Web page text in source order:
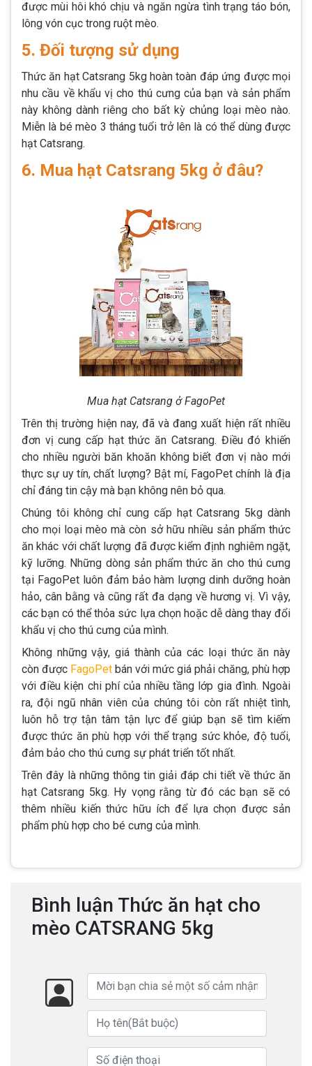
được mùi hôi khó chịu và ngăn ngừa tình trạng táo bón,
lông vón cục trong ruột mèo.
5. Đối tượng sử dụng
Thức ăn hạt Catsrang 5kg hoàn toàn đáp ứng được mọi
nhu cầu về khẩu vị cho thú cưng của bạn và sản phẩm
này không dành riêng cho bất kỳ chủng loại mèo nào.
Miễn là bé mèo 3 tháng tuổi trở lên là có thể dùng được
hạt Catsrang.
6. Mua hạt Catsrang 5kg ở đâu?
Mua hạt Catsrang ở FagoPet
Trên thị trường hiện nay, đã và đang xuất hiện rất nhiều
đơn vị cung cấp hạt thức ăn Catsrang. Điều đó khiến
cho nhiều người băn khoăn không biết đơn vị nào mới
thực sự uy tín, chất lượng? Bật mí, FagoPet chính là địa
chỉ đáng tin cậy mà bạn không nên bỏ qua.
Chúng tôi không chỉ cung cấp hạt Catsrang 5kg dành
cho mọi loại mèo mà còn sở hữu nhiều sản phẩm thức
ăn khác với chất lượng đã được kiểm định nghiêm ngặt,
kỹ lưỡng. Những dòng sản phẩm thức ăn cho thú cưng
tại FagoPet luôn đảm bảo hàm lượng dinh dưỡng hoàn
hảo, cân bằng và cũng rất đa dạng về hương vị. Vì vậy,
các bạn có thể thỏa sức lựa chọn hoặc dễ dàng thay đổi
khẩu vị cho thú cưng của mình.
Không những vậy, giá thành của các loại thức ăn này
còn được FagoPet bán với mức giá phải chăng, phù hợp
với điều kiện chi phí của nhiều tầng lớp gia đình. Ngoài
ra, đội ngũ nhân viên của chúng tôi còn rất nhiệt tình,
luôn hỗ trợ tận tâm tận lực để giúp bạn sẽ tìm kiếm
được thức ăn phù hợp với thể trạng sức khỏe, độ tuổi,
đảm bảo cho thú cưng sự phát triển tốt nhất.
Trên đây là những thông tin giải đáp chi tiết về thức ăn
hạt Catsrang 5kg. Hy vọng rằng từ đó các bạn sẽ có
thêm nhiều kiến thức hữu ích để lựa chọn được sản
phẩm phù hợp cho bé cưng của mình.
Bình luận Thức ăn hạt cho
mèo CATSRANG 5kg